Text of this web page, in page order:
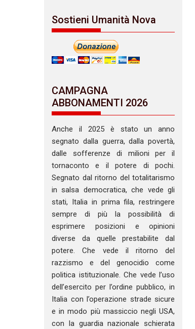
Sostieni Umanità Nova
CAMPAGNA
ABBONAMENTI 2026
Anche il 2025 è stato un anno
segnato dalla guerra, dalla povertà,
dalle sofferenze di milioni per il
tornaconto e il potere di pochi.
Segnato dal ritorno del totalitarismo
in salsa democratica, che vede gli
stati, Italia in prima fila, restringere
sempre di più la possibilità di
esprimere posizioni e opinioni
diverse da quelle prestabilite dal
potere. Che vede il ritorno del
razzismo e del genocidio come
politica istituzionale. Che vede l’uso
dell’esercito per l’ordine pubblico, in
Italia con l’operazione strade sicure
e in modo più massiccio negli USA,
con la guardia nazionale schierata